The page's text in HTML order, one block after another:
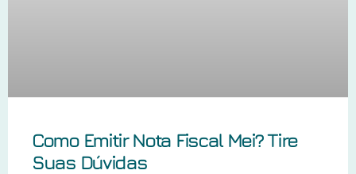
Como Emitir Nota Fiscal Mei? Tire
Suas Dúvidas